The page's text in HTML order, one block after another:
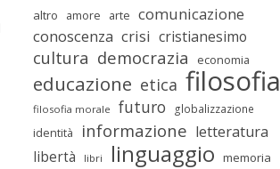
altro amore arte comunicazione
conoscenza crisi cristianesimo
cultura democrazia economia
educazione etica filosofia
filosofia morale futuro globalizzazione
identità informazione letteratura
libertà
libri linguaggio memoria